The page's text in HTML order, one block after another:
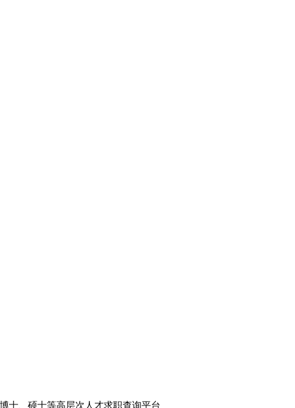
士、硕士等高层次人才求职查询平台